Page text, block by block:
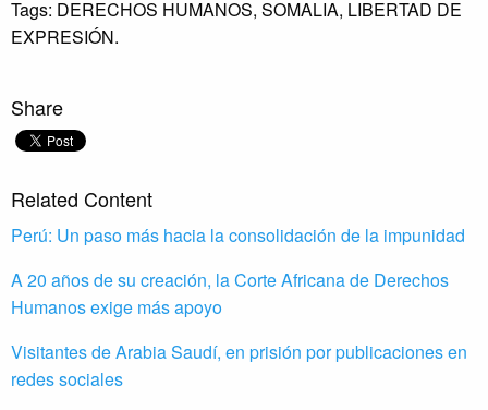
Tags: DERECHOS HUMANOS, SOMALIA, LIBERTAD DE
EXPRESIÓN.
Share
Related Content
Perú: Un paso más hacia la consolidación de la impunidad
A 20 años de su creación, la Corte Africana de Derechos
Humanos exige más apoyo
Visitantes de Arabia Saudí, en prisión por publicaciones en
redes sociales